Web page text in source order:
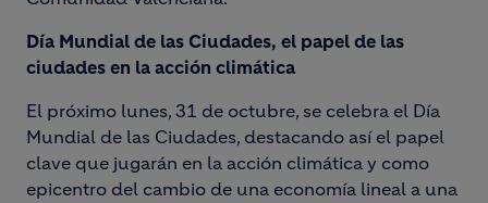
Día Mundial de las Ciudades, el papel de las
ciudades en la acción climática
El próximo lunes, 31 de octubre, se celebra el Día
Mundial de las Ciudades, destacando así el papel
clave que jugarán en la acción climática y como
epicentro del cambio de una economía lineal a una